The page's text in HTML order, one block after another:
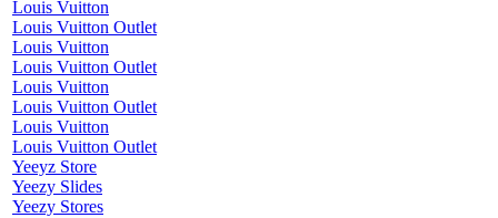
Louis Vuitton
Louis Vuitton Outlet
Louis Vuitton
Louis Vuitton Outlet
Louis Vuitton
Louis Vuitton Outlet
Louis Vuitton
Louis Vuitton Outlet
Yeeyz Store
Yeezy Slides
Yeezy Stores